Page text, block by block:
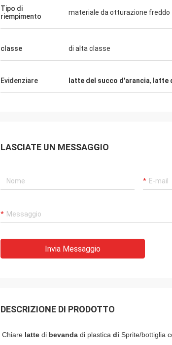
Alta qualità latte dell'ANIMALE
DOMESTICO da 360 ml e buona
Tipo di
riempimento
materiale da otturazione freddo
classe di alta classe
Evidenziare latte del succo d'arancia, latte
LASCIATE UN MESSAGGIO
Invia Messaggio
DESCRIZIONE DI PRODOTTO
Chiare latte di bevanda di plastica di Sprite/bottiglia